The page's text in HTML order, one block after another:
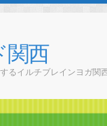
関西
るイルチブレインヨガ関